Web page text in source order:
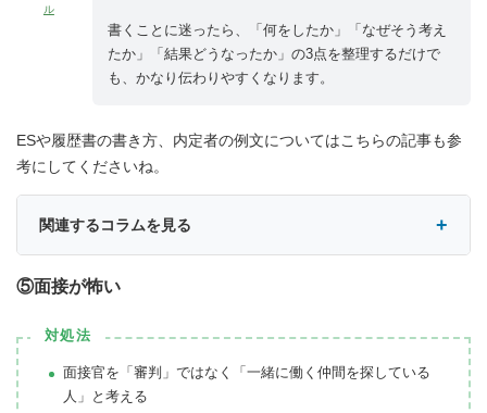
ル
書くことに迷ったら、「何をしたか」「なぜそう考え
たか」「結果どうなったか」の3点を整理するだけで
も、かなり伝わりやすくなります。
ESや履歴書の書き方、内定者の例文についてはこちらの記事も参
考にしてくださいね。
関連するコラムを見る
⑤面接が怖い
対処法
面接官を「審判」ではなく「一緒に働く仲間を探している
人」と考える